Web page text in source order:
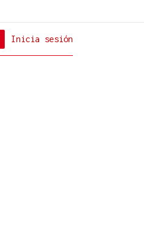
Inicia sesión